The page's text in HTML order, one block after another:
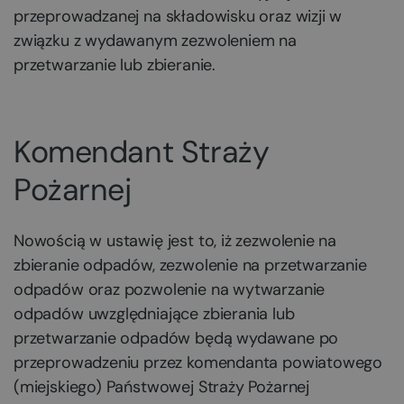
przeprowadzanej na składowisku oraz wizji w
związku z wydawanym zezwoleniem na
przetwarzanie lub zbieranie.
Komendant Straży
Pożarnej
Nowością w ustawię jest to, iż zezwolenie na
zbieranie odpadów, zezwolenie na przetwarzanie
odpadów oraz pozwolenie na wytwarzanie
odpadów uwzględniające zbierania lub
przetwarzanie odpadów będą wydawane po
przeprowadzeniu przez komendanta powiatowego
(miejskiego) Państwowej Straży Pożarnej